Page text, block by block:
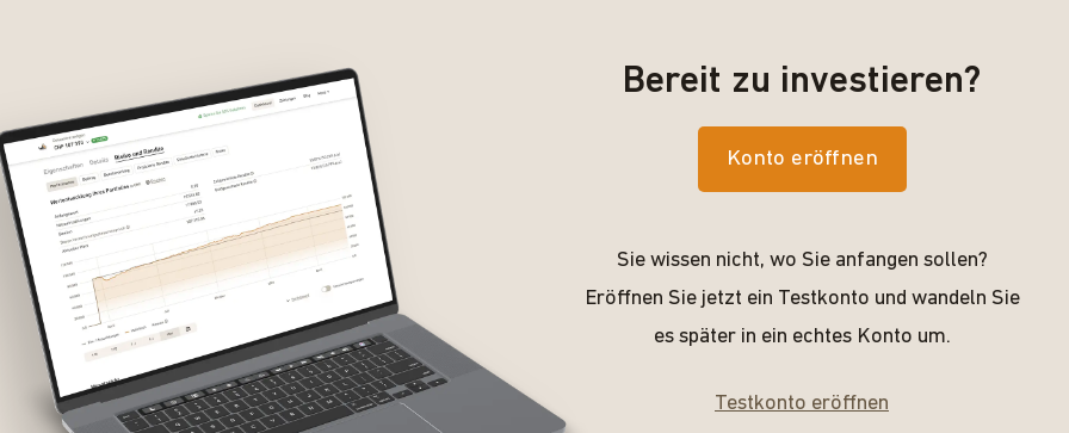
Bereit zu investieren?
Konto eröffnen
Sie wissen nicht, wo Sie anfangen sollen?
Eröffnen Sie jetzt ein Testkonto und wandeln Sie
es später in ein echtes Konto um.
Testkonto eröffnen